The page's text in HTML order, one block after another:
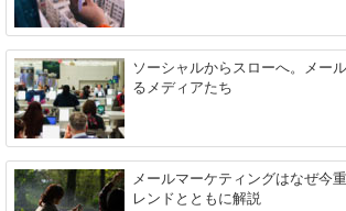
ソーシャルからスローへ。メー
るメディアたち
メールマーケティングはなぜ今
レンドとともに解説